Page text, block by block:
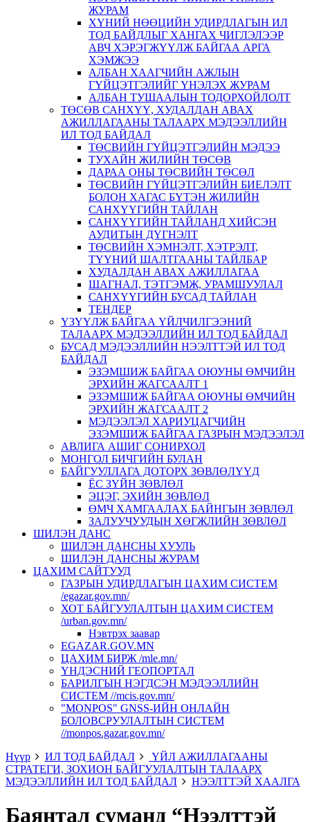
ЖУРАМ
ХҮНИЙ НӨӨЦИЙН УДИРДЛАГЫН ИЛ
ТОД БАЙДЛЫГ ХАНГАХ ЧИГЛЭЛЭЭР
АВЧ ХЭРЭГЖҮҮЛЖ БАЙГАА АРГА
ХЭМЖЭЭ
АЛБАН ХААГЧИЙН АЖЛЫН
ГҮЙЦЭТГЭЛИЙГ ҮНЭЛЭХ ЖУРАМ
АЛБАН ТУШААЛЫН ТОДОРХОЙЛОЛТ
ТӨСӨВ САНХҮҮ, ХУДАЛДАН АВАХ
АЖИЛЛАГААНЫ ТАЛААРХ МЭДЭЭЛЛИЙН
ИЛ ТОД БАЙДАЛ
ТӨСВИЙН ГҮЙЦЭТГЭЛИЙН МЭДЭЭ
ТУХАЙН ЖИЛИЙН ТӨСӨВ
ДАРАА ОНЫ ТӨСВИЙН ТӨСӨЛ
ТӨСВИЙН ГҮЙЦЭТГЭЛИЙН БИЕЛЭЛТ
БОЛОН ХАГАС БҮТЭН ЖИЛИЙН
САНХҮҮГИЙН ТАЙЛАН
САНХҮҮГИЙН ТАЙЛАНД ХИЙСЭН
АУДИТЫН ДҮГНЭЛТ
ТӨСВИЙН ХЭМНЭЛТ, ХЭТРЭЛТ,
ТҮҮНИЙ ШАЛТГААНЫ ТАЙЛБАР
ХУДАЛДАН АВАХ АЖИЛЛАГАА
ШАГНАЛ, ТЭТГЭМЖ, УРАМШУУЛАЛ
САНХҮҮГИЙН БУСАД ТАЙЛАН
ТЕНДЕР
ҮЗҮҮЛЖ БАЙГАА ҮЙЛЧИЛГЭЭНИЙ
ТАЛААРХ МЭДЭЭЛЛИЙН ИЛ ТОД БАЙДАЛ
БУСАД МЭДЭЭЛЛИЙН НЭЭЛТТЭЙ ИЛ ТОД
БАЙДАЛ
ЭЗЭМШИЖ БАЙГАА ОЮУНЫ ӨМЧИЙН
ЭРХИЙН ЖАГСААЛТ 1
ЭЗЭМШИЖ БАЙГАА ОЮУНЫ ӨМЧИЙН
ЭРХИЙН ЖАГСААЛТ 2
МЭДЭЭЛЭЛ ХАРИУЦАГЧИЙН
ЭЗЭМШИЖ БАЙГАА ГАЗРЫН МЭДЭЭЛЭЛ
АВЛИГА АШИГ СОНИРХОЛ
МОНГОЛ БИЧГИЙН БУЛАН
БАЙГУУЛЛАГА ДОТОРХ ЗӨВЛӨЛҮҮД
ЁС ЗҮЙН ЗӨВЛӨЛ
ЭЦЭГ, ЭХИЙН ЗӨВЛӨЛ
ӨМЧ ХАМГААЛАХ БАЙНГЫН ЗӨВЛӨЛ
ЗАЛУУЧУУДЫН ХӨГЖЛИЙН ЗӨВЛӨЛ
ШИЛЭН ДАНС
ШИЛЭН ДАНСНЫ ХУУЛЬ
ШИЛЭН ДАНСНЫ ЖУРАМ
ЦАХИМ САЙТУУД
ГАЗРЫН УДИРДЛАГЫН ЦАХИМ СИСТЕМ
/egazar.gov.mn/
ХОТ БАЙГУУЛАЛТЫН ЦАХИМ СИСТЕМ
/urban.gov.mn/
Нэвтрэх заавар
EGAZAR.GOV.MN
ЦАХИМ БИРЖ /mle.mn/
ҮНДЭСНИЙ ГЕОПОРТАЛ
БАРИЛГЫН НЭГДСЭН МЭДЭЭЛЛИЙН
СИСТЕМ //mcis.gov.mn/
"MONPOS" GNSS-ИЙН ОНЛАЙН
БОЛОВСРУУЛАЛТЫН СИСТЕМ
//monpos.gazar.gov.mn/
Нүүр
ИЛ ТОД БАЙДАЛ
ҮЙЛ АЖИЛЛАГААНЫ
СТРАТЕГИ, ЗОХИОН БАЙГУУЛАЛТЫН ТАЛААРХ
МЭДЭЭЛЛИЙН ИЛ ТОД БАЙДАЛ
НЭЭЛТТЭЙ ХААЛГА
Баянтал суманд “Нээлттэй